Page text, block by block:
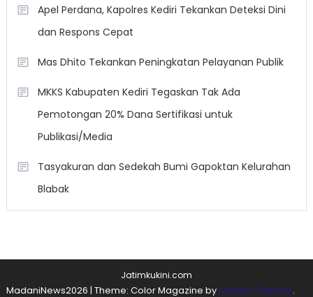
Apel Perdana, Kapolres Kediri Tekankan Deteksi Dini
dan Respons Cepat
Mas Dhito Tekankan Peningkatan Pelayanan Publik
MKKS Kabupaten Kediri Tegaskan Tak Ada
Pemotongan 20% Dana Sertifikasi untuk
Publikasi/Media
Tasyakuran dan Sedekah Bumi Gapoktan Kelurahan
Blabak
Jatimkukini.com
MadaniNews2026 | Theme: Color Magazine by Mystery Themes.